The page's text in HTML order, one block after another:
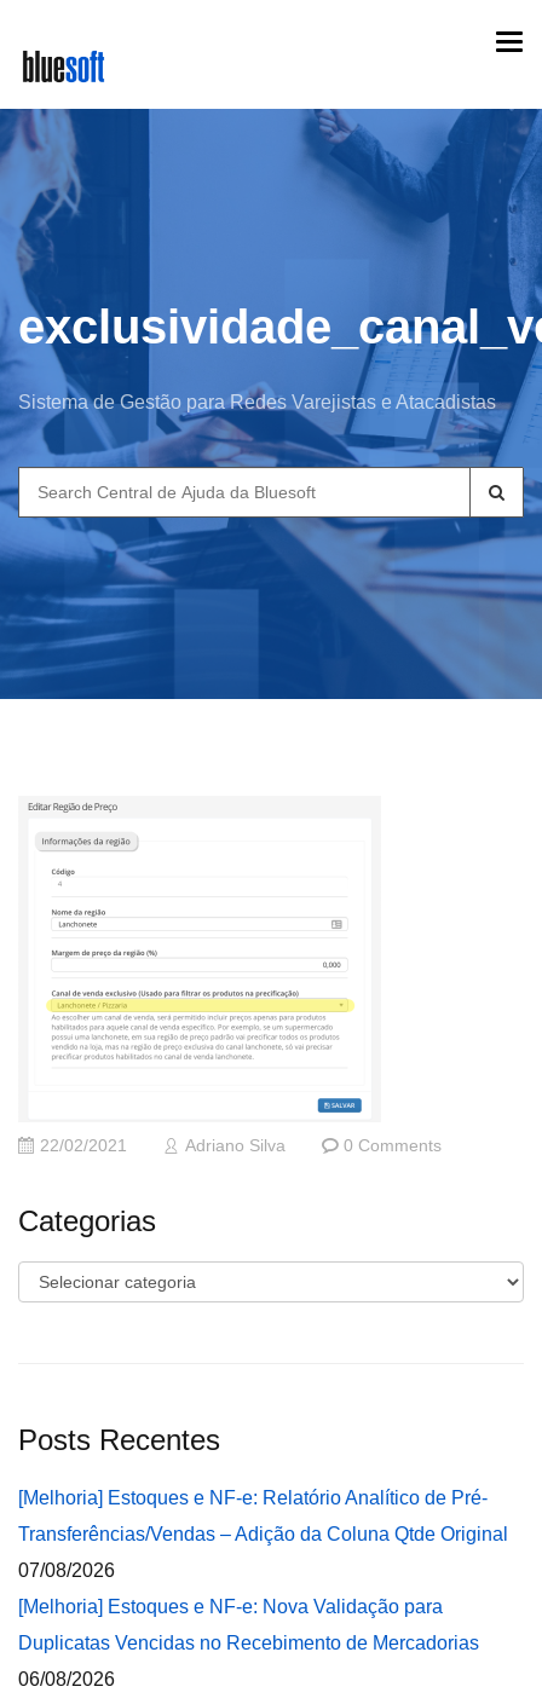
main
content
Sistema de Gestão para Redes Varejistas e Atacadistas
Search
for:
22/02/2021 Adriano Silva 0 Comments
Categorias
Categorias
Posts Recentes
[Melhoria] Estoques e NF-e: Relatório Analítico de Pré-
Transferências/Vendas – Adição da Coluna Qtde Original
07/08/2026
[Melhoria] Estoques e NF-e: Nova Validação para
Duplicatas Vencidas no Recebimento de Mercadorias
06/08/2026